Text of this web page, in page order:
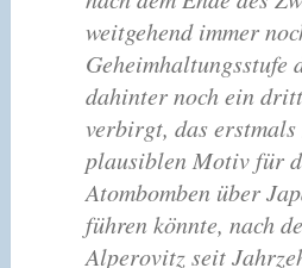
weitgehend immer
Geheimhaltungsstufe
dahinter noch ein
verbirgt, das erstmals
plausiblen Motiv für
Atombomben über
führen könnte, nach
Alperovitz seit